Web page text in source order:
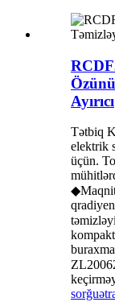
Ayırıcı
Tətbiq
elektrik
üçün.
◆Maqnit
sorğu